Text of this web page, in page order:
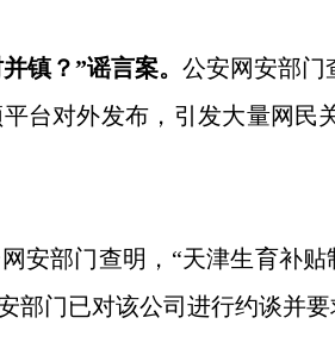
镇？”谣言案。公安网安部门
台对外发布，引发大量网
安部门查明，“天津生育补
门已对该公司进行约谈并要